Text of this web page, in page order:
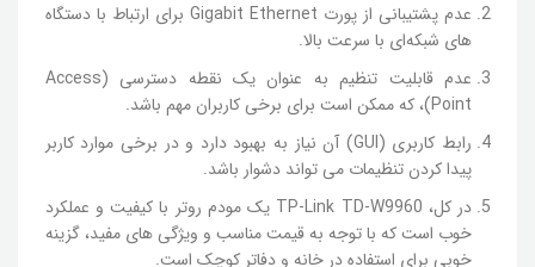
عدم پشتیبانی از پورت Gigabit Ethernet برای ارتباط با دستگاه
های شبکه‌ای با سرعت بالا.
عدم قابلیت تنظیم به عنوان یک نقطه دسترسی (Access
Point)، که ممکن است برای برخی کاربران مهم باشد.
رابط کاربری (GUI) آن نیاز به بهبود دارد و در برخی موارد کاربر
پیدا کردن تنظیمات می تواند دشوار باشد.
در کل، TP-Link TD-W9960 یک مودم روتر با کیفیت و عملکرد
خوب است که با توجه به قیمت مناسب و ویژگی های مفید، گزینه
خوبی برای استفاده در خانه و دفاتر کوچک است.